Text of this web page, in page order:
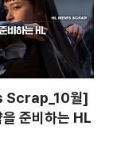
Scrap_10월]
준비하는 HL